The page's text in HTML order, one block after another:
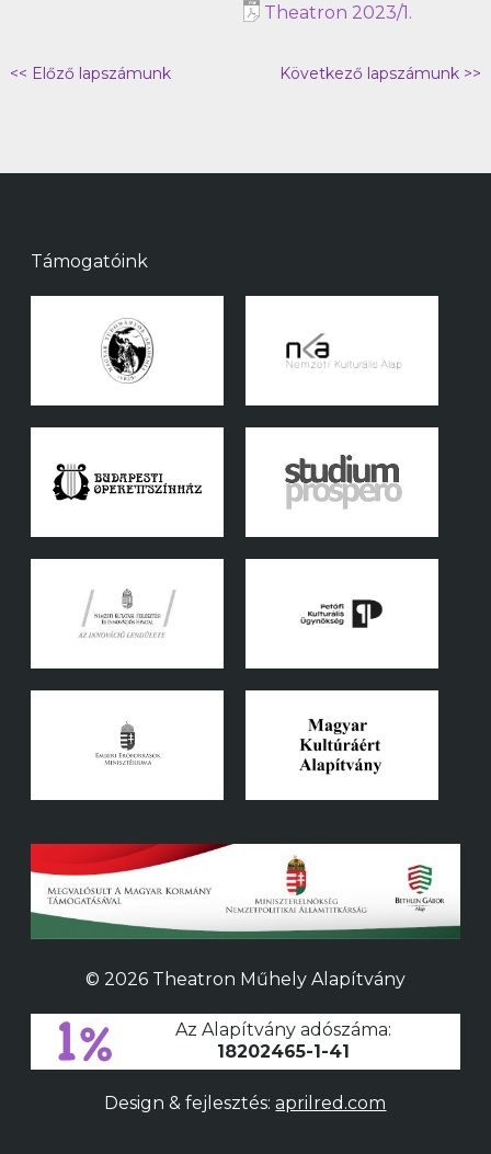
Theatron 2023/1.
<< Előző lapszámunk Következő lapszámunk >>
Támogatóink
© 2026 Theatron Műhely Alapítvány
Az Alapítvány adószáma:
18202465-1-41
Design & fejlesztés:aprilred.com